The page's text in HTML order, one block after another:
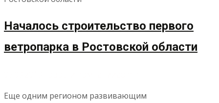
Началось строительство первого
ветропарка в Ростовской области
Еще одним регионом развивающим